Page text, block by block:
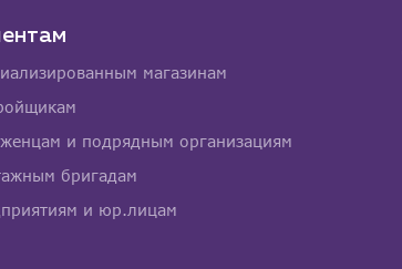
магазинам
и подрядным организациям
бригадам
и юр.лицам